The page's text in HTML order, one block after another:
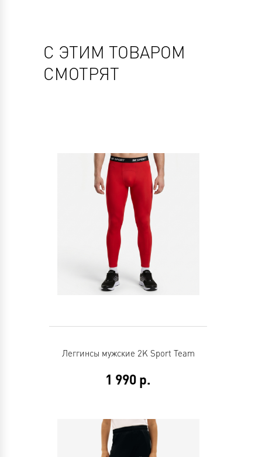
С ЭТИМ ТОВАРОМ
СМОТРЯТ
Леггинсы мужские 2K Sport Team
1 990 р.